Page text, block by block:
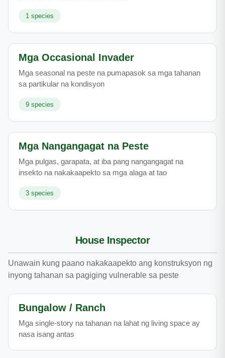
1 species
Mga Occasional Invader
Mga seasonal na peste na pumapasok sa mga tahanan
sa partikular na kondisyon
9 species
Mga Nangangagat na Peste
Mga pulgas, garapata, at iba pang nangangagat na
insekto na nakakaapekto sa mga alaga at tao
3 species
House Inspector
Unawain kung paano nakakaapekto ang konstruksyon ng
inyong tahanan sa pagiging vulnerable sa peste
Bungalow / Ranch
Mga single-story na tahanan na lahat ng living space ay
nasa isang antas